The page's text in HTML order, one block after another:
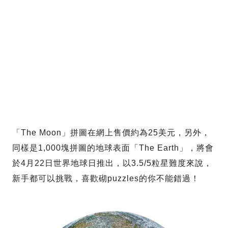
「The Moon」拼圖在網上售價約為25美元，另外，
同樣是1,000塊拼圖的地球表面「The Earth」，將會
於4月22日世界地球日推出，以3.5/5粒星難度來說，
新手都可以挑戰，喜歡砌puzzles的你不能錯過！